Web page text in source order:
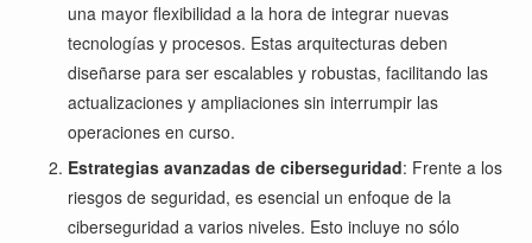
una mayor flexibilidad a la hora de integrar nuevas
tecnologías y procesos. Estas arquitecturas deben
diseñarse para ser escalables y robustas, facilitando las
actualizaciones y ampliaciones sin interrumpir las
operaciones en curso.
Estrategias avanzadas de ciberseguridad: Frente a los
riesgos de seguridad, es esencial un enfoque de la
ciberseguridad a varios niveles. Esto incluye no sólo